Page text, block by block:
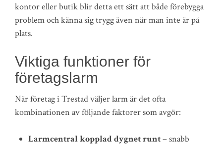
kontor eller butik blir detta ett sätt att både förebygga
problem och känna sig trygg även när man inte är på
plats.
Viktiga funktioner för
företagslarm
När företag i Trestad väljer larm är det ofta
kombinationen av följande faktorer som avgör:
Larmcentral kopplad dygnet runt– snabb